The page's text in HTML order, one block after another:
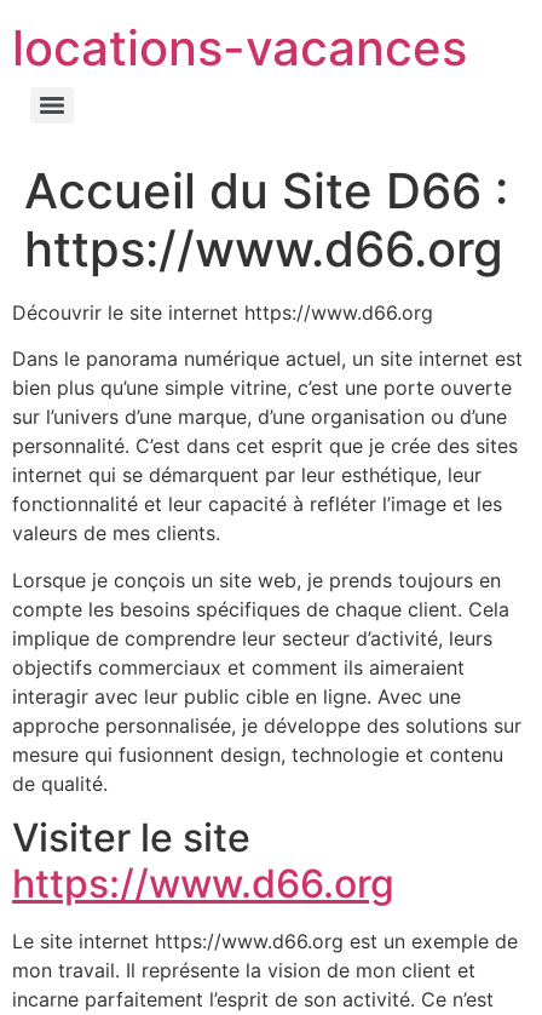
locations-vacances
Accueil du Site D66 :
https://www.d66.org
Découvrir le site internet https://www.d66.org
Dans le panorama numérique actuel, un site internet est
bien plus qu’une simple vitrine, c’est une porte ouverte
sur l’univers d’une marque, d’une organisation ou d’une
personnalité. C’est dans cet esprit que je crée des sites
internet qui se démarquent par leur esthétique, leur
fonctionnalité et leur capacité à refléter l’image et les
valeurs de mes clients.
Lorsque je conçois un site web, je prends toujours en
compte les besoins spécifiques de chaque client. Cela
implique de comprendre leur secteur d’activité, leurs
objectifs commerciaux et comment ils aimeraient
interagir avec leur public cible en ligne. Avec une
approche personnalisée, je développe des solutions sur
mesure qui fusionnent design, technologie et contenu
de qualité.
Visiter le site
https://www.d66.org
Le site internet https://www.d66.org est un exemple de
mon travail. Il représente la vision de mon client et
incarne parfaitement l’esprit de son activité. Ce n’est